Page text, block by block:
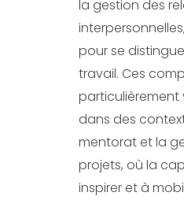
la gestion des
pour se
travail. Ces
particulièrement
dans des
mentorat et la
projets, où la
inspirer et à